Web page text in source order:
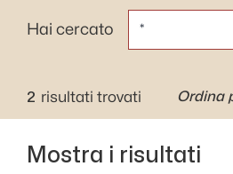
Hai cercato
2 risultati trovati Ordina
Mostra i risultati